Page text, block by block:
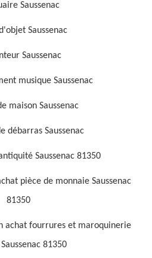
Saussenac
Saussenac
Saussenac
musique Saussenac
maison Saussenac
débarras Saussenac
Saussenac 81350
pièce de monnaie Saussenac
81350
achat fourrures et maroquinerie
81350